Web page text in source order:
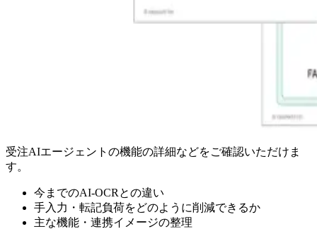
受注AIエージェントの機能の詳細などをご確認いただけま
す。
今までのAI-OCRとの違い
手入力・転記負荷をどのように削減できるか
主な機能・連携イメージの整理